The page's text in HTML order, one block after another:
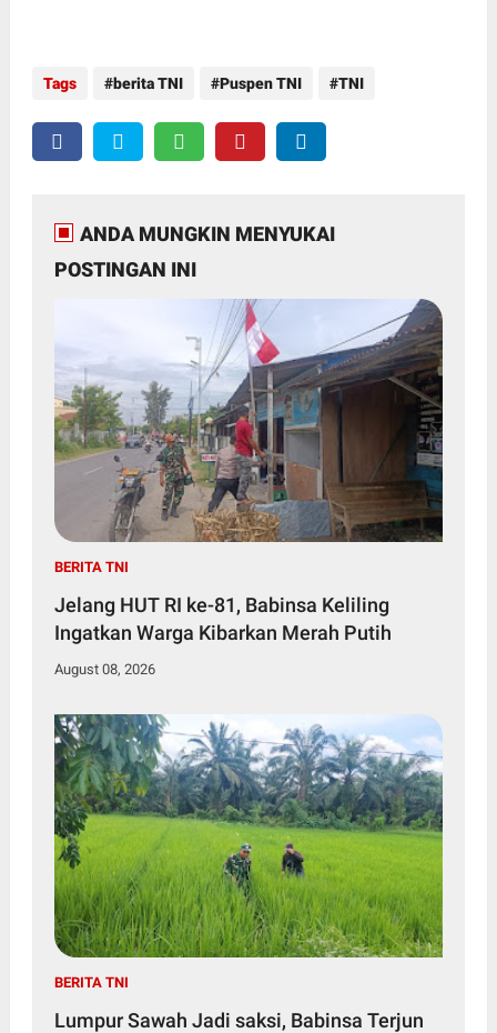
Tags berita TNI Puspen TNI TNI
ANDA MUNGKIN MENYUKAI
POSTINGAN INI
BERITA TNI
Jelang HUT RI ke-81, Babinsa Keliling
Ingatkan Warga Kibarkan Merah Putih
August 08, 2026
BERITA TNI
Lumpur Sawah Jadi saksi, Babinsa Terjun